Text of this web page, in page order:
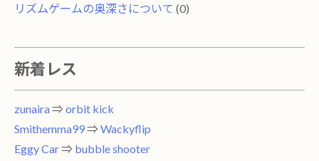
リズムゲームの奥深さについて (0)
新着レス
zunaira⇒ orbit kick
Smithemma99⇒ Wackyflip
Eggy Car⇒ bubble shooter